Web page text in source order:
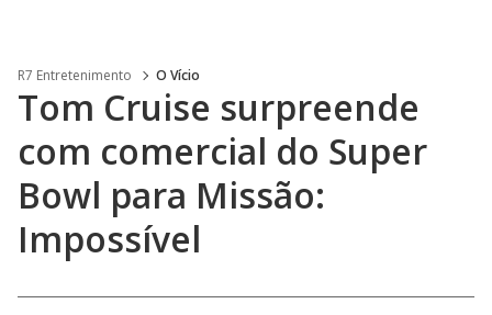
R7 Entretenimento O Vício
Tom Cruise surpreende
com comercial do Super
Bowl para Missão:
Impossível